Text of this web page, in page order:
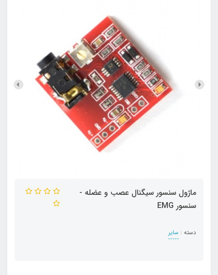
ماژول سنسور سیگنال عصب و عضله -
سنسور EMG
دسته : سایر